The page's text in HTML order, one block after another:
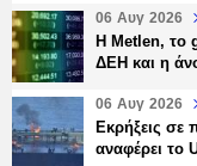
06 Αυγ 2026
H Metlen, το
ΔΕΗ και η
06 Αυγ 2026
Εκρήξεις σε
αναφέρει το